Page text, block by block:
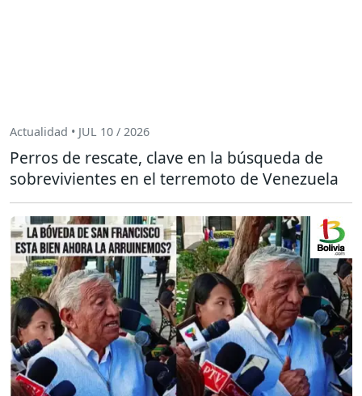
Actualidad • JUL 10 / 2026
Perros de rescate, clave en la búsqueda de
sobrevivientes en el terremoto de Venezuela